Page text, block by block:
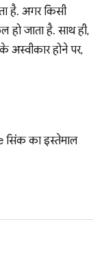
है. अगर किसी
हो जाता है. साथ ही,
होने पर,
सिंक का इस्तेमाल